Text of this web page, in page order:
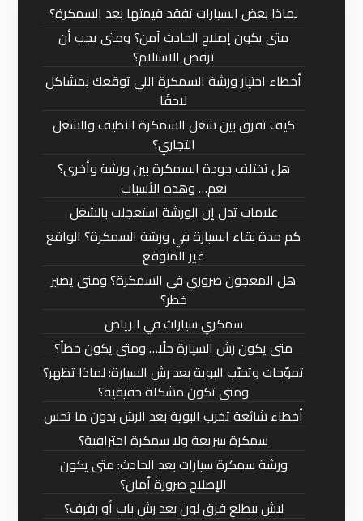
لماذا بعض السيارات تفقد قيمتها بعد السمكرة؟
متى يكون إصلاح الحادث آمن؟ ومتى يجب أن
ترفض الاستلام؟
أخطاء اختيار ورشة السمكرة اللي توقعك بمشاكل
لاحقًا
كيف تفرق بين شغل السمكرة النظيف والشغل
التجاري؟
هل تختلف جودة السمكرة بين ورشة وأخرى؟
نعم… وهذه الأسباب
علامات تدل إن الورشة استعجلت بالشغل
كم مدة بقاء السيارة في ورشة السمكرة؟ الواقع
غير المتوقع
هل المعجون ضروري في السمكرة؟ ومتى يصير
خطر؟
سمكري سيارات في الرياض
متى يكون رش السيارة حلًا… ومتى يكون خطأ؟
تموّجات وتحبّب البوية بعد رش السيارة: لماذا تظهر؟
ومتى تكون مشكلة حقيقية؟
أخطاء شائعة تخرب البوية بعد الرش بدون ما تحس
سمكرة سريعة ولا سمكرة احترافية؟
ورشة سمكرة سيارات بعد الحادث: متى يكون
الإصلاح ضرورة أمان؟
ليش بيطلع فرق لون بعد رش باب أو رفرف؟